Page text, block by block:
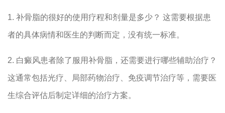
1. 补骨脂的很好的使用疗程和剂量是多少？ 这需要根据患
者的具体病情和医生的判断而定，没有统一标准。
2. 白癜风患者除了服用补骨脂，还需要进行哪些辅助治疗？
这通常包括光疗、局部药物治疗、免疫调节治疗等，需要医
生综合评估后制定详细的治疗方案。